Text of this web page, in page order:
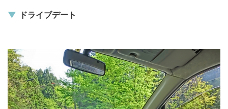
ドライブデート